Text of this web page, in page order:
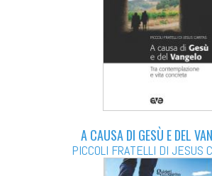
A CAUSA DI GESÙ E DEL
PICCOLI FRATELLI DI JESUS